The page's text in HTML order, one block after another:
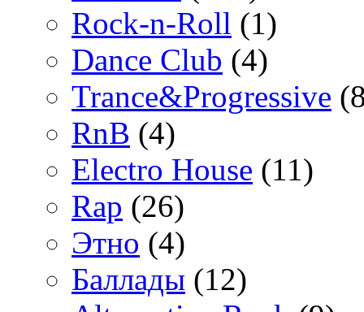
Rock-n-Roll (1)
Dance Club (4)
Trance&Progressive
RnB (4)
Electro House (11)
Rap (26)
Этно (4)
Баллады (12)